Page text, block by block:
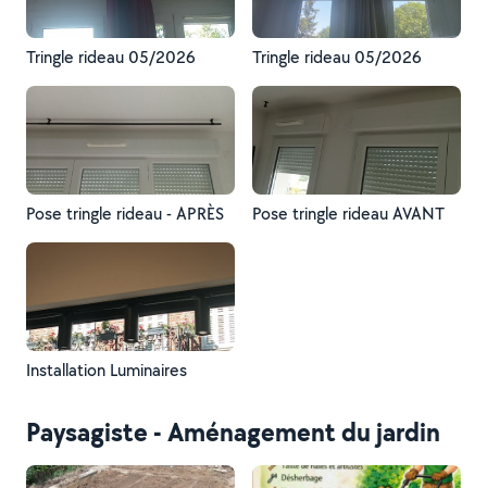
Tringle rideau 05/2026 Tringle rideau 05/2026
Pose tringle rideau - APRÈS Pose tringle rideau AVANT
Installation Luminaires
Paysagiste - Aménagement du jardin